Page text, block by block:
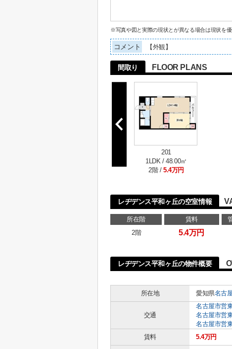
※写真や図と実際の現状とが異なる場合は現状を優
コメント 【外観】
間取り FLOOR PLANS
201
1LDK / 48.00㎡
2階 / 5.4万円
レヂデンス平和ヶ丘の空室情報
所在階 賃料
2階
5.4万円
レヂデンス平和ヶ丘の物件概要
所在地
愛知県名古
交通
名古屋市営
名古屋市営
名古屋市営
賃料
5.4万円